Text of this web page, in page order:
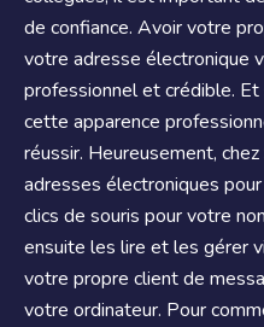
de confiance. Avoir votre
votre adresse électronique
professionnel et crédible.
cette apparence
réussir. Heureusement,
adresses électroniques
clics de souris pour votre
ensuite les lire et les gérer
votre propre client de
votre ordinateur. Pour